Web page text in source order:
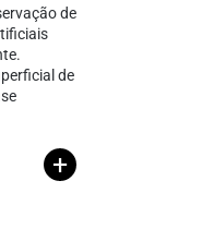
de
de
+